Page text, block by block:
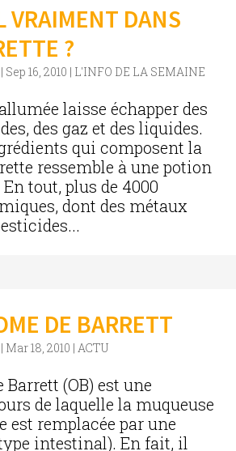
VRAIMENT DANS
?
| Sep 16, 2010 | L'INFO DE LA SEMAINE
laisse échapper des
des gaz et des liquides.
qui composent la
ressemble à une potion
tout, plus de 4000
dont des métaux
DE BARRETT
| Mar 18, 2010 | ACTU
Barrett (OB) est une
de laquelle la muqueuse
est remplacée par une
intestinal). En fait, il